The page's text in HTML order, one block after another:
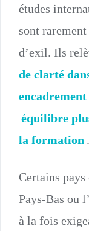
études
sont
d’exil. Ils
de clarté
équilibre
la formation .
Certains pays
Pays-Bas ou
à la fois